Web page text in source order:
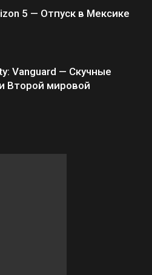
5 — Отпуск в Мексике
Vanguard — Скучные
Второй мировой